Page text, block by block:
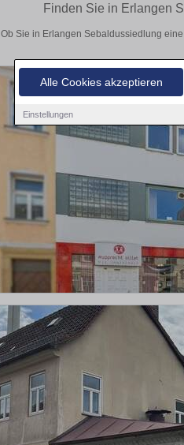
Alle Cookies akzeptieren
Einstellungen
Finden Sie in Erlangen
Ob Sie in Erlangen Sebaldussiedlung